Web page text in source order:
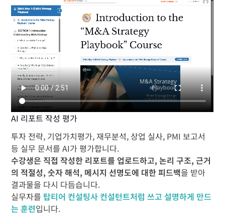
AI 리포트 작성 평가
투자 전략, 기업가치평가, 재무분석, 상업 실사, PMI 보고서
등 실무 문서를 AI가 평가합니다.
수강생은 직접 작성한 리포트를 업로드하고, 논리 구조, 근거
의 적절성, 숫자 해석, 메시지 선명도에 대한 피드백을 받아
결과물을 다시 다듬습니다.
실무자를 탑티어 컨설팅사 컨설턴트처럼 쓰고 설명하게 만드
는 훈련입니다.